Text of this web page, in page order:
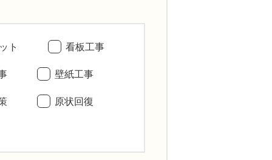
ト 看板工事
壁紙工事
原状回復